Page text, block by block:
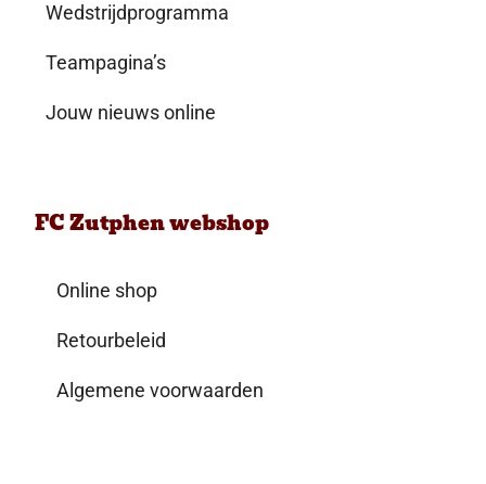
Wedstrijdprogramma
Teampagina’s
Jouw nieuws online
FC Zutphen webshop
Online shop
Retourbeleid
Algemene voorwaarden